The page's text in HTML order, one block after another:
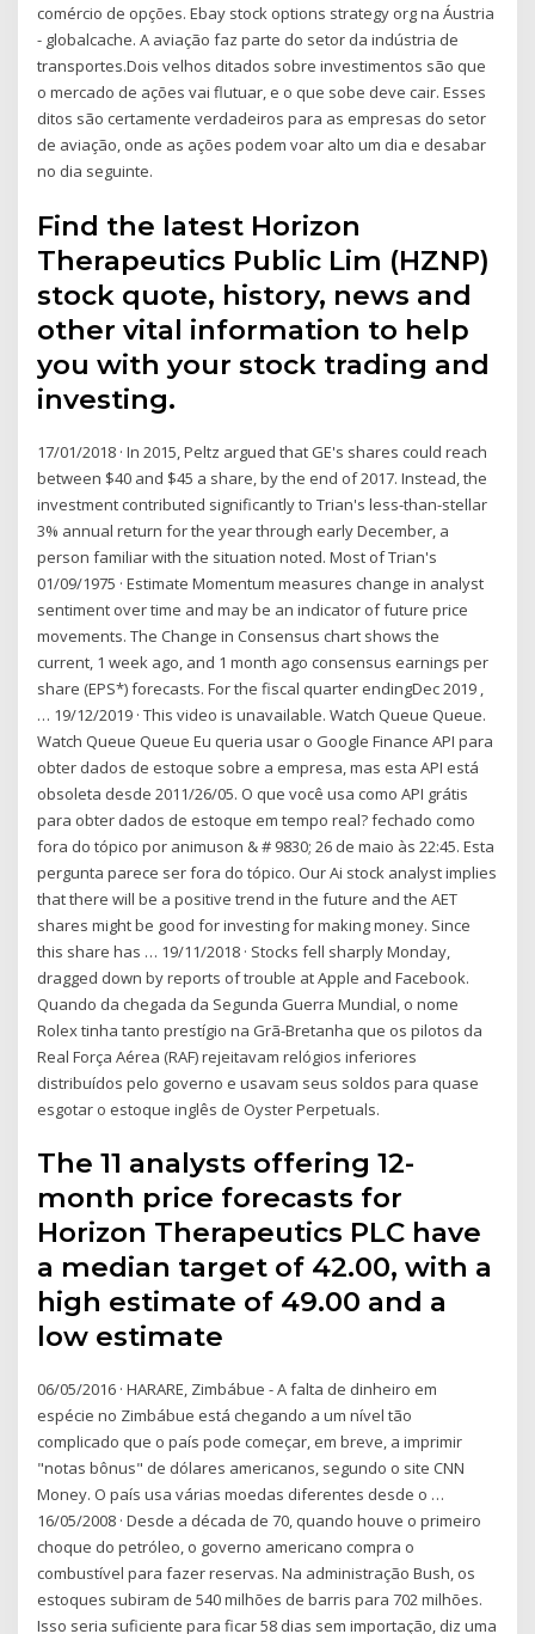
comércio de opções. Ebay stock options strategy org na Áustria
- globalcache. A aviação faz parte do setor da indústria de
transportes.Dois velhos ditados sobre investimentos são que
o mercado de ações vai flutuar, e o que sobe deve cair. Esses
ditos são certamente verdadeiros para as empresas do setor
de aviação, onde as ações podem voar alto um dia e desabar
no dia seguinte.
Find the latest Horizon
Therapeutics Public Lim (HZNP)
stock quote, history, news and
other vital information to help
you with your stock trading and
investing.
17/01/2018 · In 2015, Peltz argued that GE's shares could reach
between $40 and $45 a share, by the end of 2017. Instead, the
investment contributed significantly to Trian's less-than-stellar
3% annual return for the year through early December, a
person familiar with the situation noted. Most of Trian's
01/09/1975 · Estimate Momentum measures change in analyst
sentiment over time and may be an indicator of future price
movements. The Change in Consensus chart shows the
current, 1 week ago, and 1 month ago consensus earnings per
share (EPS*) forecasts. For the fiscal quarter endingDec 2019 ,
… 19/12/2019 · This video is unavailable. Watch Queue Queue.
Watch Queue Queue Eu queria usar o Google Finance API para
obter dados de estoque sobre a empresa, mas esta API está
obsoleta desde 2011/26/05. O que você usa como API grátis
para obter dados de estoque em tempo real? fechado como
fora do tópico por animuson & # 9830; 26 de maio às 22:45. Esta
pergunta parece ser fora do tópico. Our Ai stock analyst implies
that there will be a positive trend in the future and the AET
shares might be good for investing for making money. Since
this share has … 19/11/2018 · Stocks fell sharply Monday,
dragged down by reports of trouble at Apple and Facebook.
Quando da chegada da Segunda Guerra Mundial, o nome
Rolex tinha tanto prestígio na Grã-Bretanha que os pilotos da
Real Força Aérea (RAF) rejeitavam relógios inferiores
distribuídos pelo governo e usavam seus soldos para quase
esgotar o estoque inglês de Oyster Perpetuals.
The 11 analysts offering 12-
month price forecasts for
Horizon Therapeutics PLC have
a median target of 42.00, with a
high estimate of 49.00 and a
low estimate
06/05/2016 · HARARE, Zimbábue - A falta de dinheiro em
espécie no Zimbábue está chegando a um nível tão
complicado que o país pode começar, em breve, a imprimir
"notas bônus" de dólares americanos, segundo o site CNN
Money. O país usa várias moedas diferentes desde o …
16/05/2008 · Desde a década de 70, quando houve o primeiro
choque do petróleo, o governo americano compra o
combustível para fazer reservas. Na administração Bush, os
estoques subiram de 540 milhões de barris para 702 milhões.
Isso seria suficiente para ficar 58 dias sem importação, diz uma